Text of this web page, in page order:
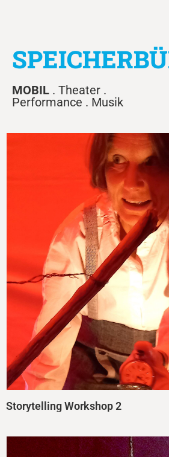
MOBIL . Theater .
Performance . Musik
Storytelling Workshop 2